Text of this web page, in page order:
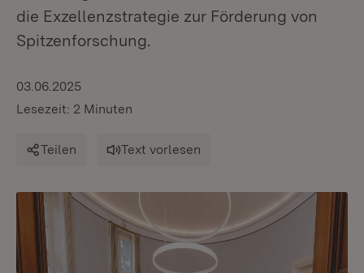
die Exzellenzstrategie zur Förderung von
Spitzenforschung.
03.06.2025
Lesezeit: 2 Minuten
Teilen Text vorlesen